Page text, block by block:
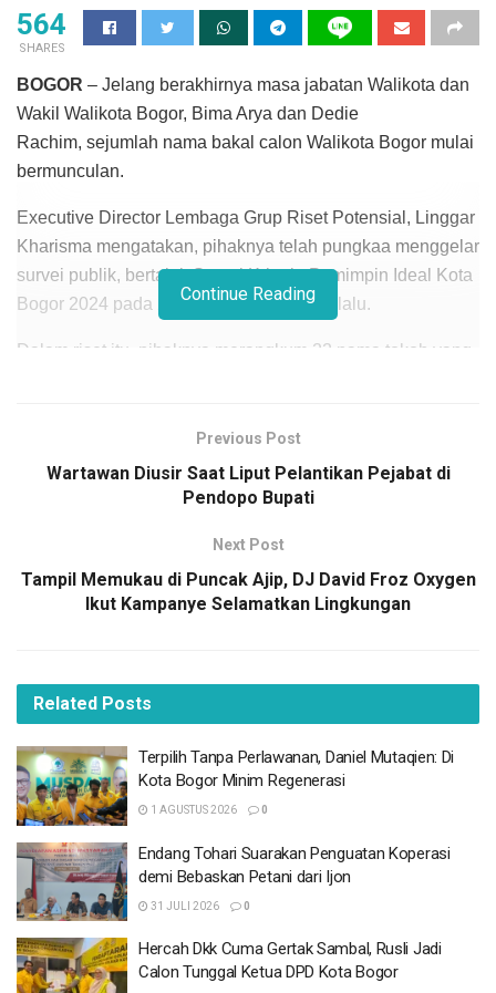
564
SHARES
BOGOR – Jelang berakhirnya masa jabatan Walikota dan
Wakil Walikota Bogor, Bima Arya dan Dedie
Rachim, sejumlah nama bakal calon Walikota Bogor mulai
bermunculan.
Executive Director Lembaga Grup Riset Potensial, Linggar
Kharisma mengatakan, pihaknya telah pungkaa menggelar
survei publik, bertajuk Survei Kriteria Pemimpin Ideal Kota
Bogor 2024 pada 20-26 November 2023 lalu.
Dalam riset itu, pihaknya merangkum 22 nama tokoh yang
peringkat pertama (19%) sebagai tokoh yang dianggap
ideal memimpin kota Bogor ke depan.
Terpilih Tanpa Perlawanan, Daniel Mutaqien: Di
Endang Tohari Suarakan Penguatan Koperasi
31 JULI 2026
Hercah Dkk Cuma Gertak Sambal, Rusli Jadi
31 JULI 2026
Calon Internal Partai Mulai Saling Sikut
28 JULI 2026
Continue Reading
Previous Post
Wartawan Diusir Saat Liput Pelantikan Pejabat di
Pendopo Bupati
Next Post
Tampil Memukau di Puncak Ajip, DJ David Froz Oxygen
Ikut Kampanye Selamatkan Lingkungan
Related Posts
Terpilih Tanpa Perlawanan, Daniel Mutaqien: Di
Kota Bogor Minim Regenerasi
1 AGUSTUS 2026 0
Endang Tohari Suarakan Penguatan Koperasi
demi Bebaskan Petani dari Ijon
31 JULI 2026 0
Hercah Dkk Cuma Gertak Sambal, Rusli Jadi
Calon Tunggal Ketua DPD Kota Bogor